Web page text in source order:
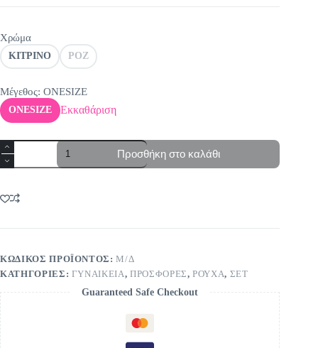
was:
τιμή
Χρώμα
ΚΙΤΡΙΝΟ ΡΟΖ
Μέγεθος: ONESIZE
ONESIZE Εκκαθάριση
Σετ
με
λαχούρια
Προσθήκη στο καλάθι
ΚΩΔΙΚΌΣ ΠΡΟΪΌΝΤΟΣ:Μ/Δ
ΚΑΤΗΓΟΡΊΕΣ: ΓΥΝΑΙΚΕΙΑ, ΠΡΟΣΦΟΡΕΣ,ΡΟΥΧΑ, ΣΕΤ
Guaranteed Safe Checkout